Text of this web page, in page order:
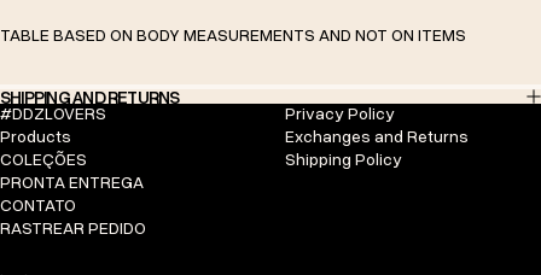
TABLE BASED ON BODY MEASUREMENTS AND NOT ON ITEMS
SHIPPING AND RETURNS
#DDZLOVERS
Products
COLEÇÕES
PRONTA ENTREGA
CONTATO
RASTREAR PEDIDO
Privacy Policy
Exchanges and Returns
Shipping Policy